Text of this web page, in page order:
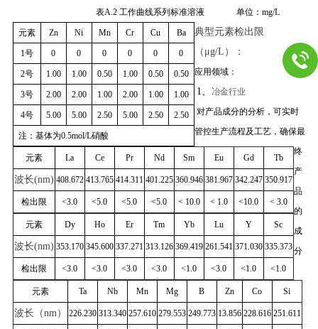
表A.2 工作曲线系列标准溶液 单位：mg/L
元素 Zn Ni Mn Cr Cu Ba
1号 0 0 0 0 0 0
2号 1.00 1.00 0.50 1.00 0.50 0.50
3号 2.00 2.00 1.00 2.00 1.00 1.00
4号 5.00 5.00 2.50 5.00 2.50 2.50
注：基体为0.5mol/L硝酸
典型元素检出限
（ μg/L ）：
元素 La Ce Pr Nd Sm Eu Gd Tb
波长(nm) 408.672 413.765 414.311 401.225 360.946 381.967 342.247 350.917
检出限 <3.0 <5.0 <5.0 <5.0 < 10.0 < 1.0 <10.0 < 3.0
元素 Dy Ho Er Tm Yb Lu Y Sc
波长(nm) 353.170 345.600 337.271 313.126 369.419 261.541 371.030 335.373
检出限 <3.0 <3.0 <3.0 <3.0 <1.0 <3.0 <1.0 <1.0
元素 Ta Nb Mn Mg B Zn Co Si
波长（nm ） 226.230 313.340 257.610 279.553 249.773 13.856 228.616 251.611
应用领域：
1、
冶金行业
对产品成分的分析，可实时
管控生产流程及工艺，确保最
终
产
品
的
成
分